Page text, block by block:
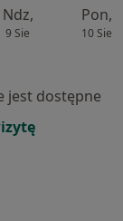
Ndz,
9 Sie
Pon,
10 Sie
jest dostępne